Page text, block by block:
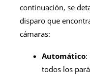
continuación, se
disparo que
cámaras:
Automático:
todos los